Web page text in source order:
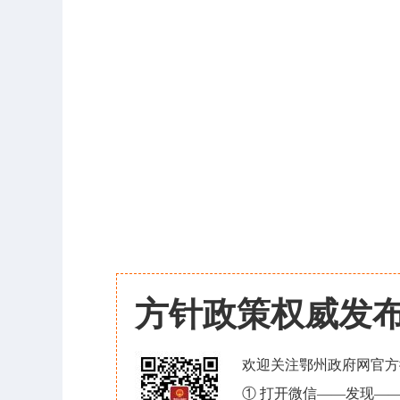
方针政策权威发
欢迎关注鄂州政府网官
① 打开微信——发现——